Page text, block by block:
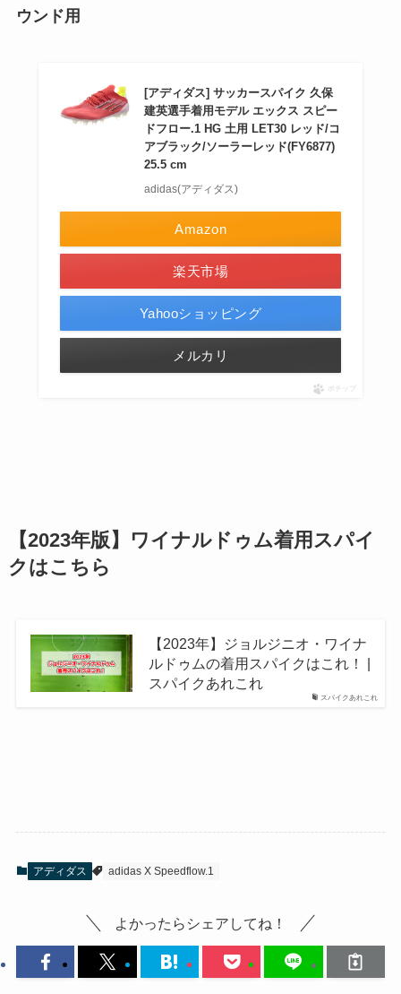
ウンド用
[アディダス] サッカースパイク 久保
建英選手着用モデル エックス スピー
ドフロー.1 HG 土用 LET30 レッド/コ
アブラック/ソーラーレッド(FY6877)
25.5 cm
adidas(アディダス)
Amazon
楽天市場
Yahooショッピング
メルカリ
ポチップ
【2023年版】ワイナルドゥム着用スパイ
クはこちら
スパイクあれこれ
【2023年】ジョルジニオ・ワイナ
ルドゥムの着用スパイクはこれ！ |
スパイクあれこれ
アディダス adidas X Speedflow.1
よかったらシェアしてね！